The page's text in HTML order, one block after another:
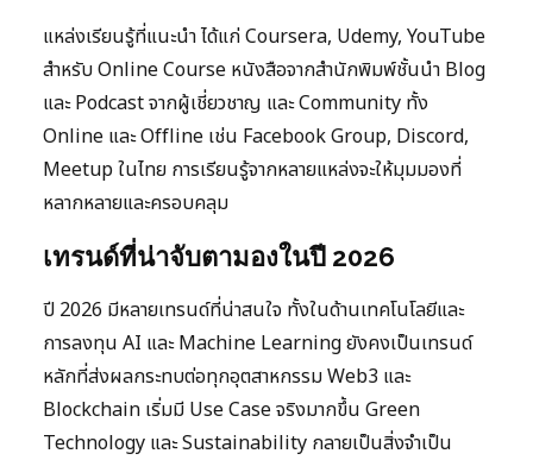
แหล่งเรียนรู้ที่แนะนำ ได้แก่ Coursera, Udemy, YouTube
สำหรับ Online Course หนังสือจากสำนักพิมพ์ชั้นนำ Blog
และ Podcast จากผู้เชี่ยวชาญ และ Community ทั้ง
Online และ Offline เช่น Facebook Group, Discord,
Meetup ในไทย การเรียนรู้จากหลายแหล่งจะให้มุมมองที่
หลากหลายและครอบคลุม
เทรนด์ที่น่าจับตามองในปี 2026
ปี 2026 มีหลายเทรนด์ที่น่าสนใจ ทั้งในด้านเทคโนโลยีและ
การลงทุน AI และ Machine Learning ยังคงเป็นเทรนด์
หลักที่ส่งผลกระทบต่อทุกอุตสาหกรรม Web3 และ
Blockchain เริ่มมี Use Case จริงมากขึ้น Green
Technology และ Sustainability กลายเป็นสิ่งจำเป็น